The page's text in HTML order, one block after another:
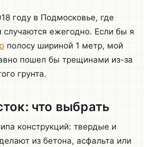
году в Подмосковье, где
случаются ежегодно. Если бы я
полосу шириной 1 метр, мой
пошел бы трещинами из-за
грунта.
что выбрать
конструкций: твердые и
из бетона, асфальта или